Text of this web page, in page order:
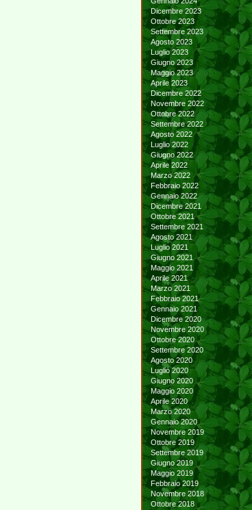
Dicembre 2023
Ottobre 2023
Settembre 2023
Agosto 2023
Luglio 2023
Giugno 2023
Maggio 2023
Aprile 2023
Dicembre 2022
Novembre 2022
Ottobre 2022
Settembre 2022
Agosto 2022
Luglio 2022
Giugno 2022
Aprile 2022
Marzo 2022
Febbraio 2022
Gennaio 2022
Dicembre 2021
Ottobre 2021
Settembre 2021
Agosto 2021
Luglio 2021
Giugno 2021
Maggio 2021
Aprile 2021
Marzo 2021
Febbraio 2021
Gennaio 2021
Dicembre 2020
Novembre 2020
Ottobre 2020
Settembre 2020
Agosto 2020
Luglio 2020
Giugno 2020
Maggio 2020
Aprile 2020
Marzo 2020
Gennaio 2020
Novembre 2019
Ottobre 2019
Settembre 2019
Giugno 2019
Maggio 2019
Febbraio 2019
Novembre 2018
Ottobre 2018